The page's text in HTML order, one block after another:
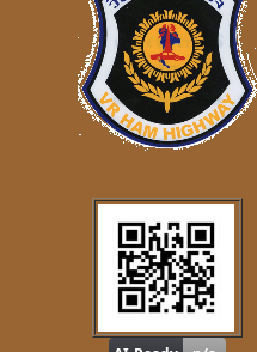
โปรแกรมดูดวงจีน 2ภาษา
windows mobile
โปรแกรมดวงจีน
"รู้หนึ่ง-รู้หมด"
ดูดวง,หาฤกษ์ด้วยตนเอง